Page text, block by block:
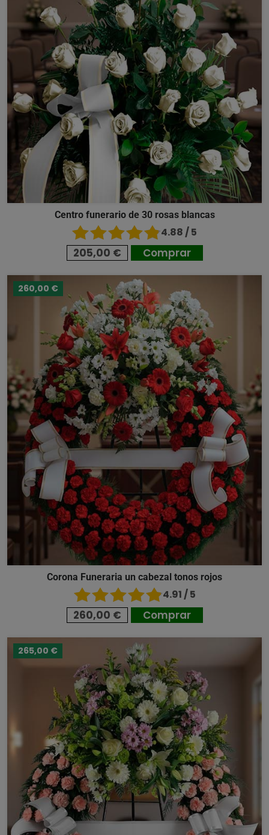
Centro funerario de 30 rosas blancas
4.88 / 5
205,00 € Comprar
260,00 €
Corona Funeraria un cabezal tonos rojos
4.91 / 5
260,00 € Comprar
265,00 €